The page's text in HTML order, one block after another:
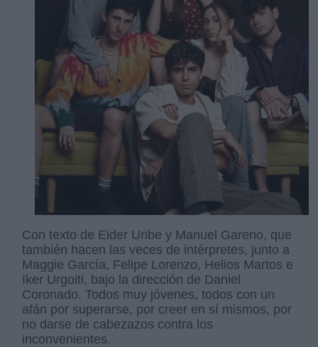
Con texto de Eider Uribe y Manuel Gareno, que
también hacen las veces de intérpretes, junto a
Maggie García, Felipe Lorenzo, Helios Martos e
Iker Urgoiti, bajo la dirección de Daniel
Coronado. Todos muy jóvenes, todos con un
afán por superarse, por creer en sí mismos, por
no darse de cabezazos contra los
inconvenientes.